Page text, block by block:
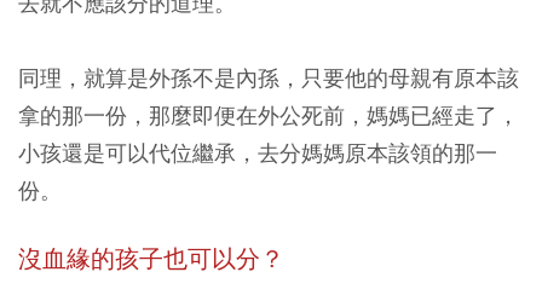
同理，就算是外孫不是內孫，只要他的母親有原本該
拿的那一份，那麼即便在外公死前，媽媽已經走了，
小孩還是可以代位繼承，去分媽媽原本該領的那一
份。
沒血緣的孩子也可以分？